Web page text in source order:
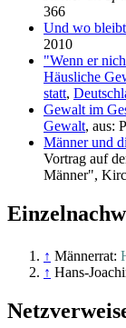
366
Und wo
2010
"Wenn er
Häusliche
statt,
Gewalt im
Gewalt, aus:
Männer und
Vortrag auf
Männer",
↑ Männerrat:
↑ Hans-